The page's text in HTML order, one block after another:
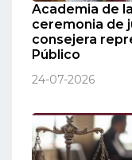
Academia de
ceremonia de
consejera
Público
24-07-2026